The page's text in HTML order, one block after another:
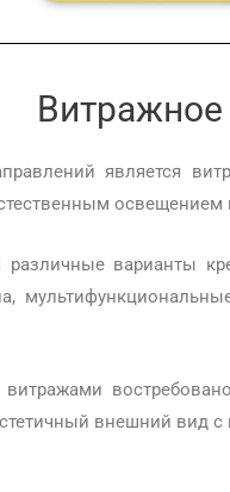
Витражное
является
варианты
внешний вид